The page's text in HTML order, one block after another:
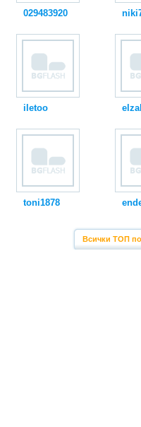
029483920
iletoo
toni1878
Всички ТОП